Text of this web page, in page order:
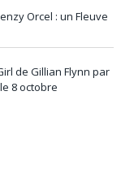
Orcel : un Fleuve
de Gillian Flynn par
8 octobre